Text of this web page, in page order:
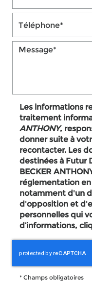
Les informations
traitement
ANTHONY,
donner suite à
recontacter. Les
destinées à Futur
BECKER ANTHONY. Conformément à la
réglementation
notamment d'un
d'opposition et
personnelles qui
d’informations,
* Champs obligatoires